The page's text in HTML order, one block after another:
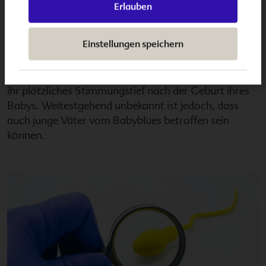
Erlauben
Einstellungen speichern
Babyblues beim Vater
ihr plötzliches Stimmungstief nach der Geburt ihres
Babys. Weitestgehend unbekannt ist jedoch, dass
auch junge Väter vom Babyblues betroffen sein
können.